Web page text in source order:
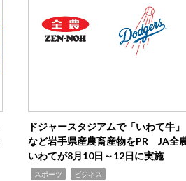
ドジャースタジアムで「いわて牛」
など岩手県産農畜産物をPR JA全
いわてが8月10日～12日に実施
スポーツ ビジネス